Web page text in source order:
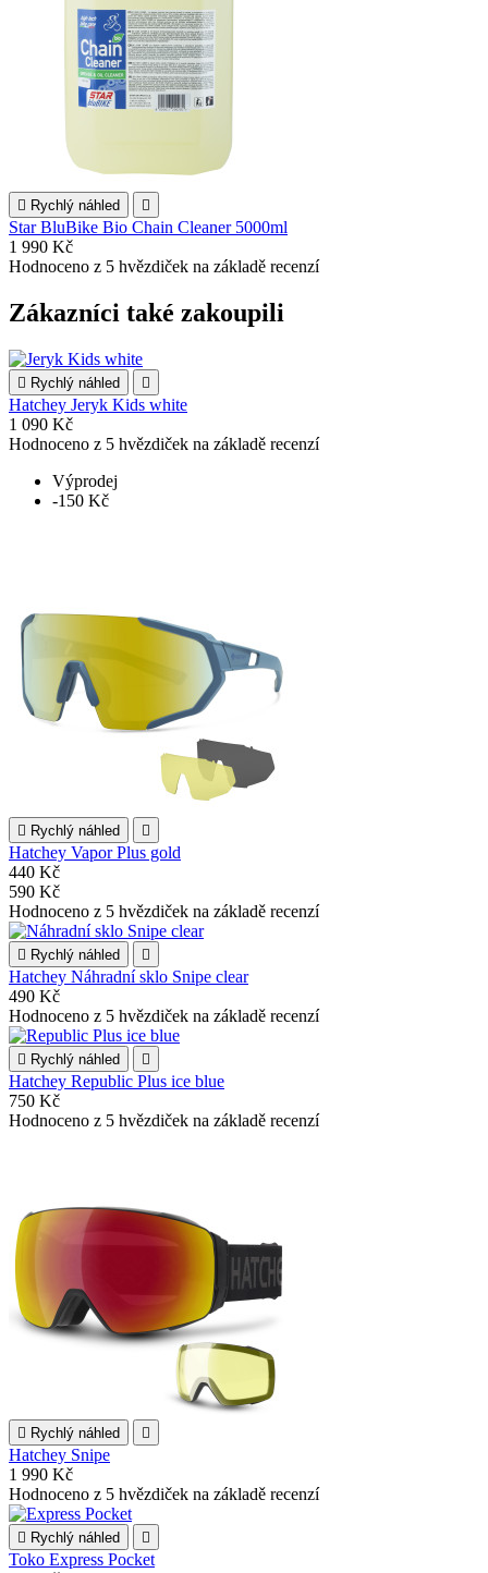
 Rychlý náhled 
Star BluBike Bio Chain Cleaner 5000ml
1 990 Kč
Hodnoceno z 5 hvězdiček na základě recenzí
Zákazníci také zakoupili
 Rychlý náhled 
Hatchey Jeryk Kids white
1 090 Kč
Hodnoceno z 5 hvězdiček na základě recenzí
Výprodej
-150 Kč
 Rychlý náhled 
Hatchey Vapor Plus gold
440 Kč
590 Kč
Hodnoceno z 5 hvězdiček na základě recenzí
 Rychlý náhled 
Hatchey Náhradní sklo Snipe clear
490 Kč
Hodnoceno z 5 hvězdiček na základě recenzí
 Rychlý náhled 
Hatchey Republic Plus ice blue
750 Kč
Hodnoceno z 5 hvězdiček na základě recenzí
 Rychlý náhled 
Hatchey Snipe
1 990 Kč
Hodnoceno z 5 hvězdiček na základě recenzí
 Rychlý náhled 
Toko Express Pocket